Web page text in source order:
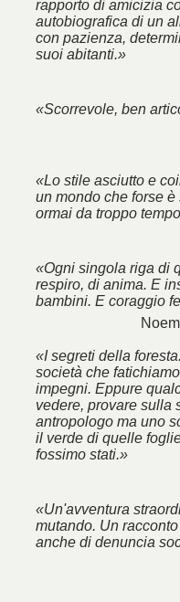
rapporto di amicizia
autobiografica di un
con pazienza,
suoi abitanti.»
«Scorrevole, ben
«Lo stile asciutto e
un mondo che forse
ormai da troppo
«Ogni singola riga di
respiro, di anima. E
bambini. E coraggio
«I segreti della
società che
impegni. Eppure
vedere, provare sulla
antropologo ma uno
il verde di quelle
fossimo stati.»
«Un'avventura
mutando. Un
anche di denuncia